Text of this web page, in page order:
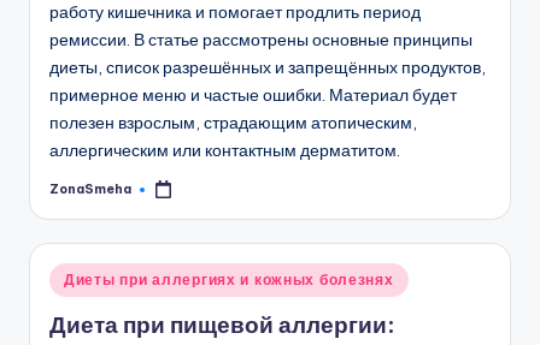
работу кишечника и помогает продлить период
ремиссии. В статье рассмотрены основные принципы
диеты, список разрешённых и запрещённых продуктов,
примерное меню и частые ошибки. Материал будет
полезен взрослым, страдающим атопическим,
аллергическим или контактным дерматитом.
Запись
ZonaSmeha
Опубликовано
Диеты при аллергиях и кожных болезнях
Диета при пищевой аллергии: